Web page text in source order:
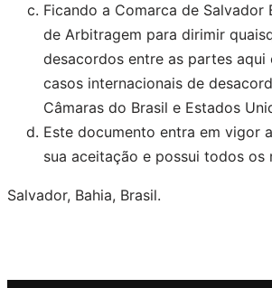
Ficando a Comarca de Salvador
de Arbitragem para dirimir
desacordos entre as partes aqui
casos internacionais de
Câmaras do Brasil e Estados
Este documento entra em vigor
sua aceitação e possui todos os
Salvador, Bahia, Brasil.